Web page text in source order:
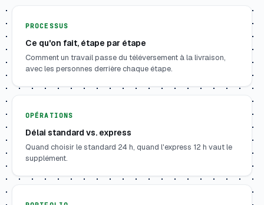
PROCESSUS
Ce qu'on fait, étape par étape
Comment un travail passe du téléversement à la livraison,
avec les personnes derrière chaque étape.
OPÉRATIONS
Délai standard vs. express
Quand choisir le standard 24 h, quand l'express 12 h vaut le
supplément.